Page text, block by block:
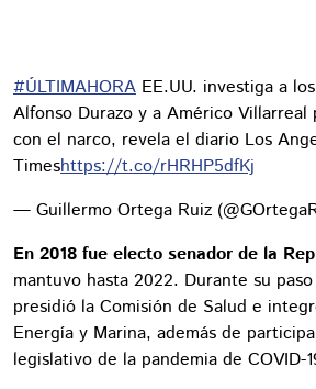
#ÚLTIMAHORA EE.UU. investiga a
Alfonso Durazo y a Américo Villarreal
con el narco, revela el diario Los
Timeshttps://t.co/rHRHP5dfKj
— Guillermo Ortega Ruiz
En 2018 fue electo senador de la
mantuvo hasta 2022. Durante su
presidió la Comisión de Salud e
Energía y Marina, además de
legislativo de la pandemia de COVID-